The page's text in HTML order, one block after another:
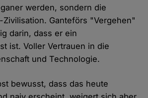
werden, sondern die
Ganteförs "Vergehen"
darin, dass er ein
ist. Voller Vertrauen in die
und Technologie.
bewusst, dass das heute